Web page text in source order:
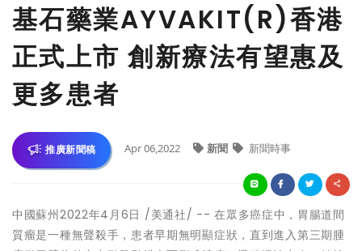
基石藥業AYVAKIT(R)香港
正式上市 創新療法有望惠及
更多患者
推廣新聞稿 Apr 06,2022 新聞 新聞時事
中國蘇州2022年4月6日 /美通社/ -- 在眾多癌症中，胃腸道間
質瘤是一種無聲殺手，患者早期無明顯症狀，直到進入第三期腫